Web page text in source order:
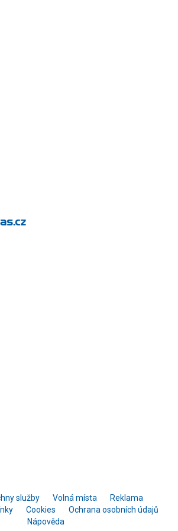
služby Volná místa
Reklama
Cookies
Ochrana osobních údajů
Nápověda